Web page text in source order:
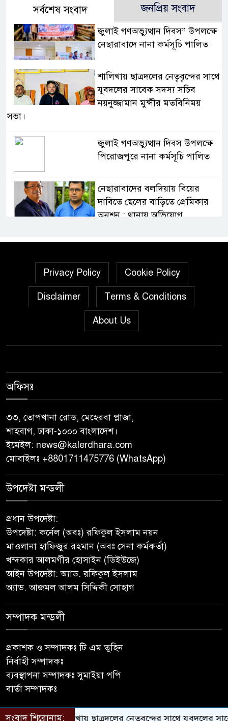
সর্বশেষ সংবাদ জনপ্রিয় সংবাদ
জুলাই গণঅভ্যুত্থান দিবস” উপলক্ষে
নেছারাবাদে নানা কর্মসূচি পালিত
শালিখায় ছাত্রদলের নেতৃবৃন্দের সাথে
যুবদলের সাবেক সদস্য সচিব
নয়নুজ্জামান মুন্সীর মতবিনিময়
সভা।
জুলাই গণঅভ্যুত্থান দিবস উপলক্ষে
পিরোজপুরে নানা কর্মসূচি পালিত
নেছারাবাদের বলদিয়ায় বিয়ের
দাবিতে ছেলের বাড়িতে প্রেমিকার
অনশন : থানায় অভিযোগ
‎গৌরনদীতে যথাযোগ্য মর্যাদায়
গণঅভ্যুত্থান দিবস ২০২৬’ ‎
বাবুগঞ্জে বাংলাদেশ প্রাথমিক শিক্ষক
সমিতির কমিটি ঘোষণাঃ সালাম
সভাপতি, মনোয়ার সম্পাদক
সাভারে টিন কেটে দুঃসাহসিক চুরি,
লুটের অভিযোগ
বাবুগঞ্জে পরিস্কার পরিচ্ছন্নতা ও
বৃক্ষরোপণ অভিযান শুরু করেছে
সুজন
‎বাটাজোড়-সরিকল খাল খননে কৃষি,
প্রশাসন
ঘাট রক্ষা প্রকল্পের উদ্বোধন করলেন
ইউএনও
পুনরায় সহকারী অ্যাটর্নি জেনারেল
হিসেবে নিয়োগ পেলেন
নেছারাবাদের কৃতি সন্তান মোহাম্মদ
ছফওয়ান
নেছারাবাদে পূবালী ব্যাংকের
বৃক্ষরোপণ কর্মসূচি
শিক্ষার্থীদের মাঝে চারা ও ক্রীড়া
Privacy Policy Cookie Policy
Disclaimer Terms & Conditions
About Us
অফিসঃ
৩৩, তোপখানা রোড, মেহেরবা প্লাজা,
শাহবাগ, ঢাকা-১০০০ বাংলাদেশ।
ইমেইল: news@kalerdhara.com
মোবাইলঃ +8801711475776 (WhatsApp)
উপদেষ্টা মন্ডলী
প্রধান উপদেষ্টা:
উপদেষ্টা: কর্নেল (অবঃ) রফিকুল ইসলাম নয়ন
মাওলানা হাফিজুর রহমান (অবঃ সেনা কর্মকর্তা)
খন্দকার আলমগীর হোসাইন (ডিইউজে)
আইন উপদেষ্টা: অ্যাড. রফিকুল ইসলাম
অ্যাড. আজমল আলম সিদ্দিকী সোহাগ
সম্পাদক মন্ডলী
প্রকাশক ও সম্পাদকঃ টি এম তুহিন
নির্বাহী সম্পাদকঃ
ব্যবস্থাপনা সম্পাদকঃ সুমাইয়া পপি
বার্তা সম্পাদকঃ
সংবাদ শিরোনাম:
পালিত শালিখায় ছাত্রদলের নেতৃবৃন্দের সাথে যুবদলের